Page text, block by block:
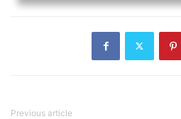
Previous article